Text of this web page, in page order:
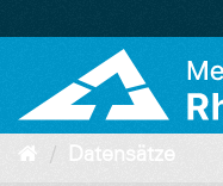
zum
Datensätze